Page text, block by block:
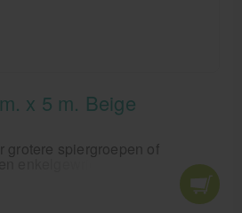
x 5 m. Beige
grotere spiergroepen of
enkelgewricht. CureTape van
tape, die waterresistant is.